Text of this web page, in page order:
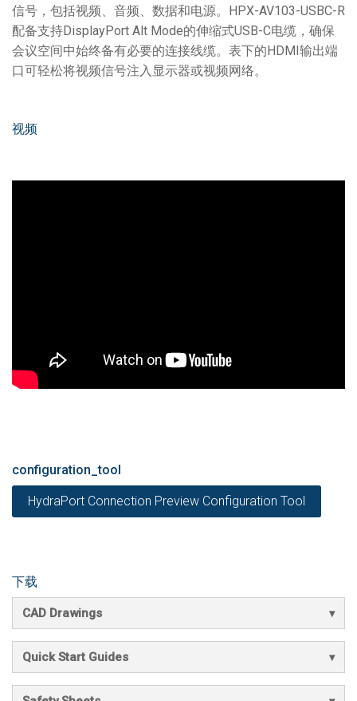
信号，包括视频、音频、数据和电源。HPX-AV103-USBC-R
配备支持DisplayPort Alt Mode的伸缩式USB-C电缆，确保
会议空间中始终备有必要的连接线缆。表下的HDMI输出端
口可轻松将视频信号注入显示器或视频网络。
视频
configuration_tool
HydraPort Connection Preview Configuration Tool
下载
CAD Drawings
Quick Start Guides